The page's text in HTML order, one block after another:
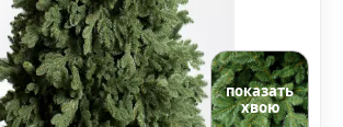
показать
хвою